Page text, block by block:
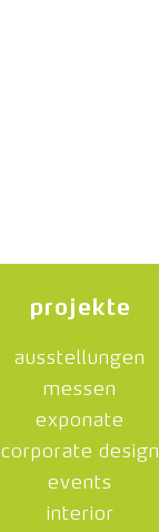
projekte
ausstellungen
messen
exponate
corporate design
events
interior